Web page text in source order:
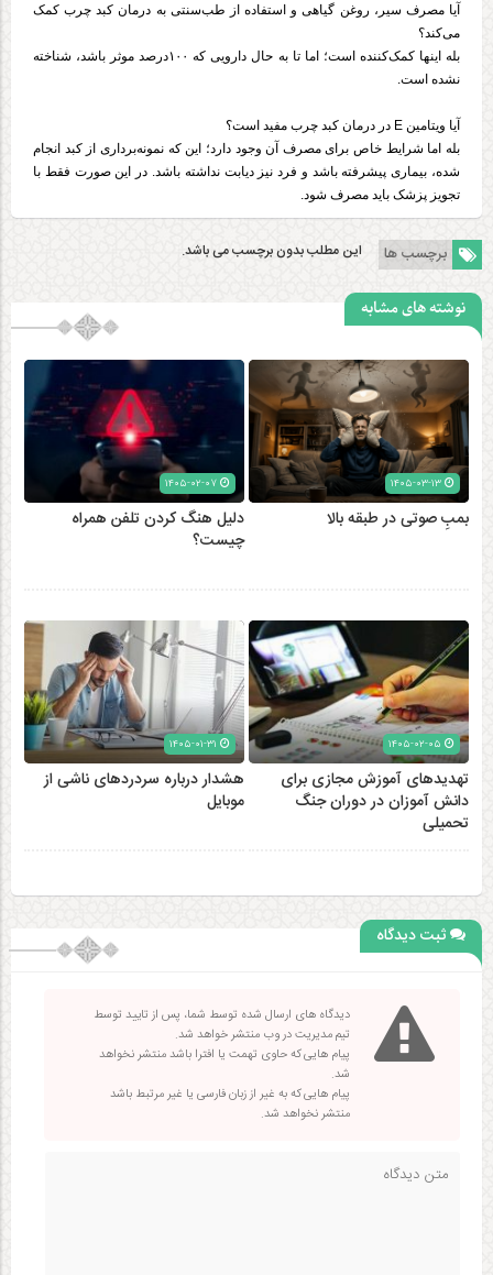
آیا مصرف سیر، روغن گیاهی و استفاده از طب‌سنتی به درمان کبد چرب کمک
می‌کند؟
بله اینها کمک‌کننده است؛ اما تا به حال دارویی که ۱۰۰درصد موثر باشد، شناخته
نشده است.
آیا ویتامین E در درمان کبد چرب مفید است‌؟
بله اما شرایط خاص برای مصرف آن وجود دارد؛ این که نمونه‌برداری از کبد انجام
شده، بیماری پیشرفته باشد و فرد نیز دیابت نداشته باشد‌. در این صورت فقط با
تجویز پزشک باید مصرف شود.
برچسب ها این مطلب بدون برچسب می باشد.
نوشته های مشابه
۱۴۰۵-۰۳-۱۳
بمبِ صوتی در طبقه بالا
دلیل هنگ کردن تلفن همراه
چیست؟
تهدیدهای آموزش مجازی برای
دانش آموزان در دوران جنگ
تحمیلی
هشدار درباره سردردهای ناشی از
موبایل
ثبت دیدگاه
دیدگاه های ارسال شده توسط شما، پس از تایید توسط
تیم مدیریت در وب منتشر خواهد شد.
پیام هایی که حاوی تهمت یا افترا باشد منتشر نخواهد
شد.
پیام هایی که به غیر از زبان فارسی یا غیر مرتبط باشد
منتشر نخواهد شد.